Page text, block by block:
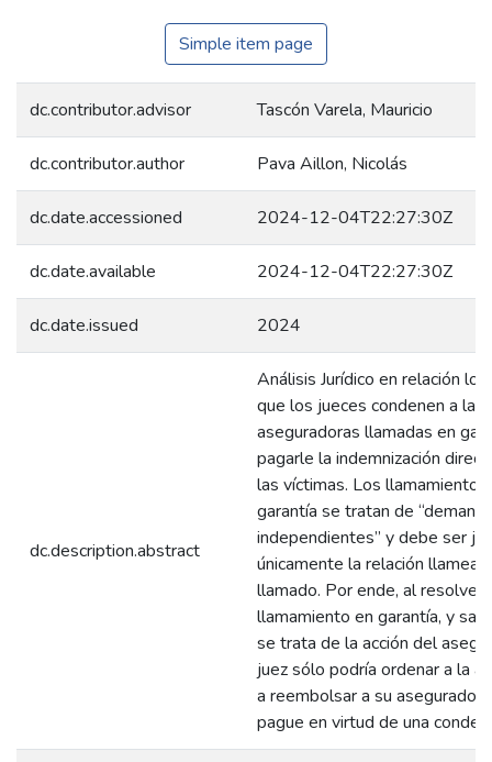
Simple item page
dc.contributor.advisor Tascón Varela, Mauricio
dc.contributor.author Pava Aillon, Nicolás
dc.date.accessioned 2024-12-04T22:27:30Z
dc.date.available 2024-12-04T22:27:30Z
dc.date.issued 2024
dc.description.abstract
Análisis Jurídico en relación
que los jueces condenen a las
aseguradoras llamadas en
pagarle la indemnización
las víctimas. Los llamamientos
garantía se tratan de
independientes” y debe ser
únicamente la relación
llamado. Por ende, al
llamamiento en garantía, y
se trata de la acción del
juez sólo podría ordenar a la
a reembolsar a su asegurado
pague en virtud de una